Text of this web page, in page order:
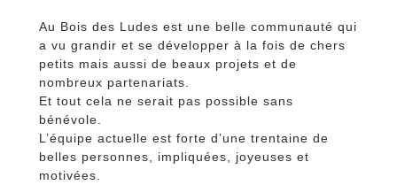
Au Bois des Ludes est une belle communauté qui
a vu grandir et se développer à la fois de chers
petits mais aussi de beaux projets et de
nombreux partenariats.
Et tout cela ne serait pas possible sans
bénévole.
L’équipe actuelle est forte d’une trentaine de
belles personnes, impliquées, joyeuses et
motivées.